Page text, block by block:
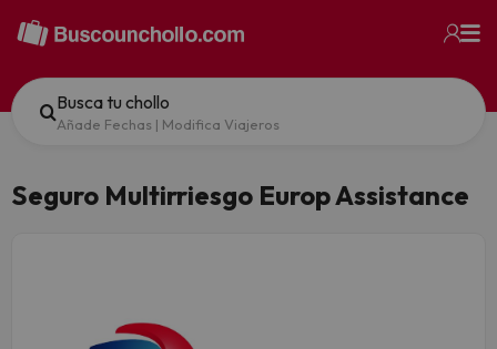
Busca tu chollo
Añade Fechas | Modifica Viajeros
Seguro Multirriesgo Europ Assistance